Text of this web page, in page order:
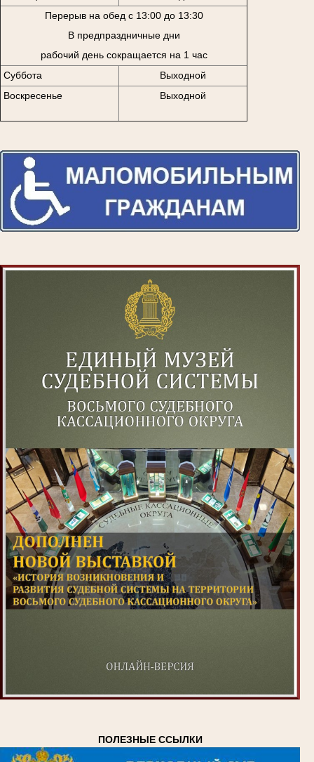
Перерыв на обед с 13:00 до 13:30
В предпраздничные дни
рабочий день сокращается на 1 час
Суббота
Выходной
Воскресенье
Выходной
ПОЛЕЗНЫЕ ССЫЛКИ